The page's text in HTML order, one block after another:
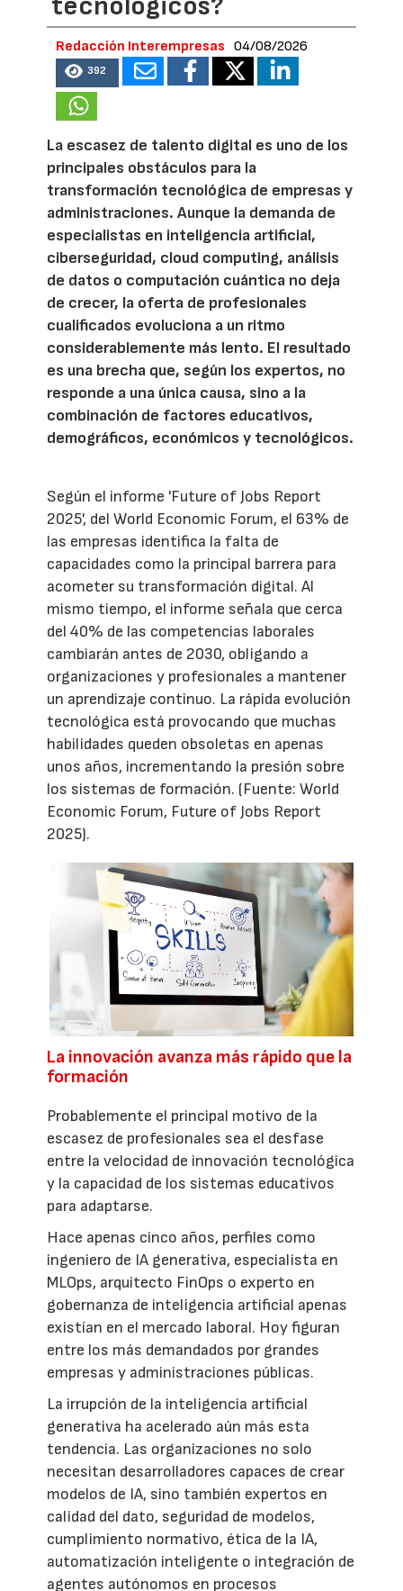
Redacción Interempresas 04/08/2026
392
La escasez de talento digital es uno de los
principales obstáculos para la
transformación tecnológica de empresas y
administraciones. Aunque la demanda de
especialistas en inteligencia artificial,
ciberseguridad, cloud computing, análisis
de datos o computación cuántica no deja
de crecer, la oferta de profesionales
cualificados evoluciona a un ritmo
considerablemente más lento. El resultado
es una brecha que, según los expertos, no
responde a una única causa, sino a la
combinación de factores educativos,
demográficos, económicos y tecnológicos.
Según el informe 'Future of Jobs Report
2025', del World Economic Forum, el 63% de
las empresas identifica la falta de
capacidades como la principal barrera para
acometer su transformación digital. Al
mismo tiempo, el informe señala que cerca
del 40% de las competencias laborales
cambiarán antes de 2030, obligando a
organizaciones y profesionales a mantener
un aprendizaje continuo. La rápida evolución
tecnológica está provocando que muchas
habilidades queden obsoletas en apenas
unos años, incrementando la presión sobre
los sistemas de formación. (Fuente: World
Economic Forum, Future of Jobs Report
2025).
La innovación avanza más rápido que la
formación
Probablemente el principal motivo de la
escasez de profesionales sea el desfase
entre la velocidad de innovación tecnológica
y la capacidad de los sistemas educativos
para adaptarse.
Hace apenas cinco años, perfiles como
ingeniero de IA generativa, especialista en
MLOps, arquitecto FinOps o experto en
gobernanza de inteligencia artificial apenas
existían en el mercado laboral. Hoy figuran
entre los más demandados por grandes
empresas y administraciones públicas.
La irrupción de la inteligencia artificial
generativa ha acelerado aún más esta
tendencia. Las organizaciones no solo
necesitan desarrolladores capaces de crear
modelos de IA, sino también expertos en
calidad del dato, seguridad de modelos,
cumplimiento normativo, ética de la IA,
automatización inteligente o integración de
agentes autónomos en procesos